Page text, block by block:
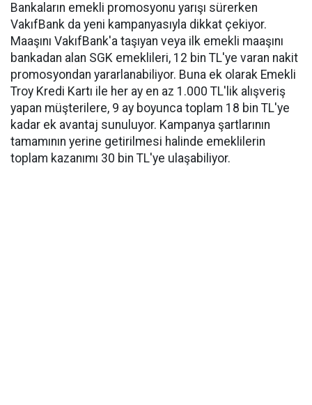
Bankaların emekli promosyonu yarışı sürerken
VakıfBank da yeni kampanyasıyla dikkat çekiyor.
Maaşını VakıfBank'a taşıyan veya ilk emekli maaşını
bankadan alan SGK emeklileri, 12 bin TL'ye varan nakit
promosyondan yararlanabiliyor. Buna ek olarak Emekli
Troy Kredi Kartı ile her ay en az 1.000 TL'lik alışveriş
yapan müşterilere, 9 ay boyunca toplam 18 bin TL'ye
kadar ek avantaj sunuluyor. Kampanya şartlarının
tamamının yerine getirilmesi halinde emeklilerin
toplam kazanımı 30 bin TL'ye ulaşabiliyor.